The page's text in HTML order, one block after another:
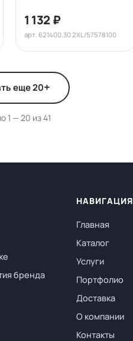
1 132 ₽
арт. 621400.30 2XL/57578100
еще 20+
1 — 20 из 41
бренда
НАВИГАЦИЯ
Главная
Каталог
Услуги
Портфолио
Доставка
О компании
Контакты